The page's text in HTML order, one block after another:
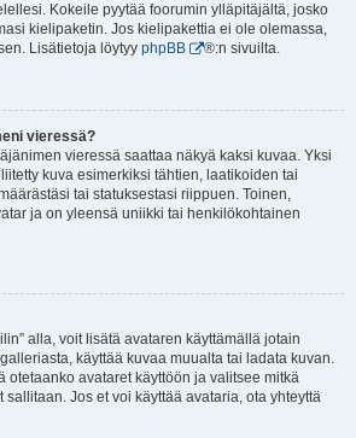
Kokeile pyytää foorumin ylläpitäjältä, josko
kielipaketin. Jos kielipakettia ei ole olemassa,
Lisätietoja löytyy phpBB ®:n sivuilta.
vieressä?
vieressä saattaa näkyä kaksi kuvaa. Yksi
kuva esimerkiksi tähtien, laatikoiden tai
tai statuksestasi riippuen. Toinen,
ja on yleensä uniikki tai henkilökohtainen
alla, voit lisätä avataren käyttämällä jotain
käyttää kuvaa muualta tai ladata kuvan.
otetaanko avataret käyttöön ja valitsee mitkä
sallitaan. Jos et voi käyttää avataria, ota yhteyttä